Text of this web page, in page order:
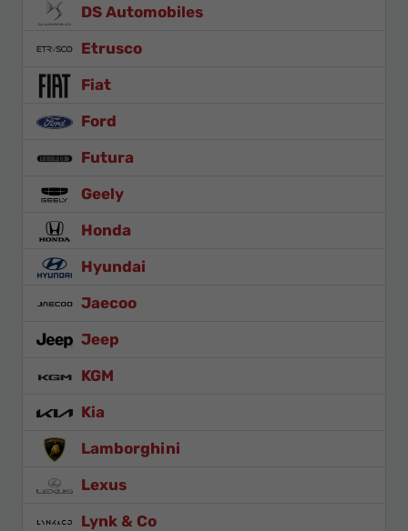
DS Automobiles
Etrusco
Fiat
Ford
Futura
Geely
Honda
Hyundai
Jaecoo
Jeep
KGM
Kia
Lamborghini
Lexus
Lynk & Co